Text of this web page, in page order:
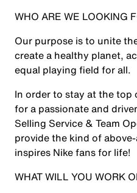
WHO ARE WE LOOKING
Our purpose is to unite
create a healthy planet,
equal playing field for all.
In order to stay at the top
for a passionate and
Selling Service & Team
provide the kind of
inspires Nike fans for life!
WHAT WILL YOU WORK